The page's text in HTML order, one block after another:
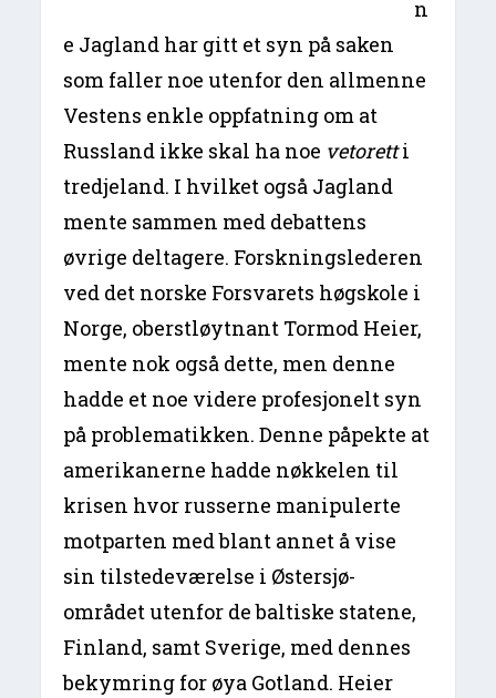
n
e Jagland har gitt et syn på saken
som faller noe utenfor den allmenne
Vestens enkle oppfatning om at
Russland ikke skal ha noe vetoretti
tredjeland. I hvilket også Jagland
mente sammen med debattens
øvrige deltagere. Forskningslederen
ved det norske Forsvarets høgskole i
Norge, oberstløytnant Tormod Heier,
mente nok også dette, men denne
hadde et noe videre profesjonelt syn
på problematikken. Denne påpekte at
amerikanerne hadde nøkkelen til
krisen hvor russerne manipulerte
motparten med blant annet å vise
sin tilstedeværelse i Østersjø-
området utenfor de baltiske statene,
Finland, samt Sverige, med dennes
bekymring for øya Gotland. Heier